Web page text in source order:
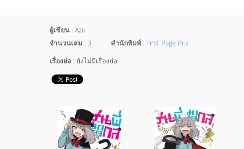
ผู้เขียน : Azu
จำนวนเล่ม : 3 สำนักพิมพ์ : First Page Pro
เรื่องย่อ : ยังไม่มีเรื่องย่อ